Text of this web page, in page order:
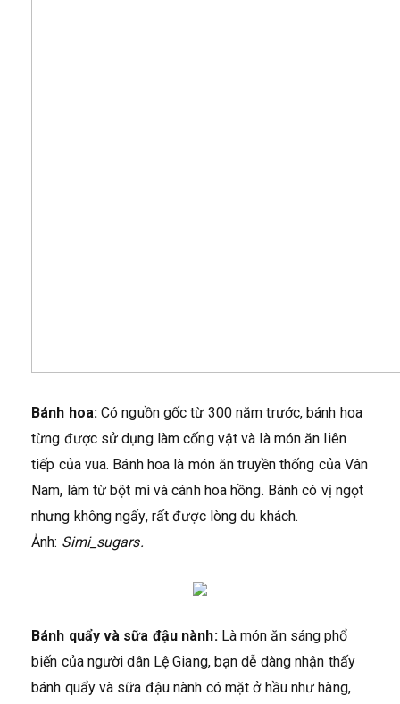
Bánh hoa:Có nguồn gốc từ 300 năm trước, bánh hoa
từng được sử dụng làm cống vật và là món ăn liên
tiếp của vua. Bánh hoa là món ăn truyền thống của Vân
Nam, làm từ bột mì và cánh hoa hồng. Bánh có vị ngọt
nhưng không ngấy, rất được lòng du khách.
Ảnh: Simi_sugars.
Bánh quẩy và sữa đậu nành:Là món ăn sáng phổ
biến của người dân Lệ Giang, bạn dễ dàng nhận thấy
bánh quẩy và sữa đậu nành có mặt ở hầu như hàng,